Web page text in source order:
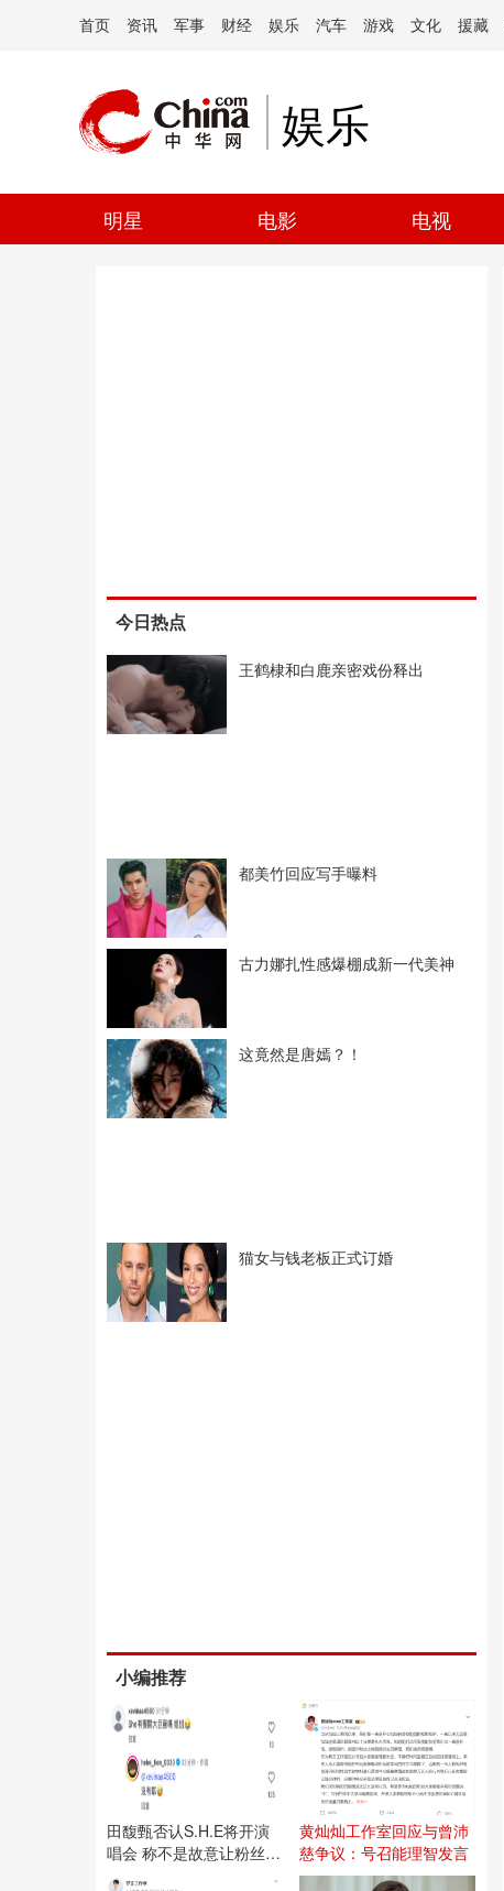
首页 资讯 军事 财经 娱乐 汽车 游戏 文化 援藏
娱乐
明星 电影 电视
今日热点
王鹤棣和白鹿亲密戏份释出
都美竹回应写手曝料
古力娜扎性感爆棚成新一代美神
这竟然是唐嫣？！
猫女与钱老板正式订婚
小编推荐
田馥甄否认S.H.E将开演
唱会 称不是故意让粉丝失
望
黄灿灿工作室回应与曾沛
慈争议：号召能理智发言